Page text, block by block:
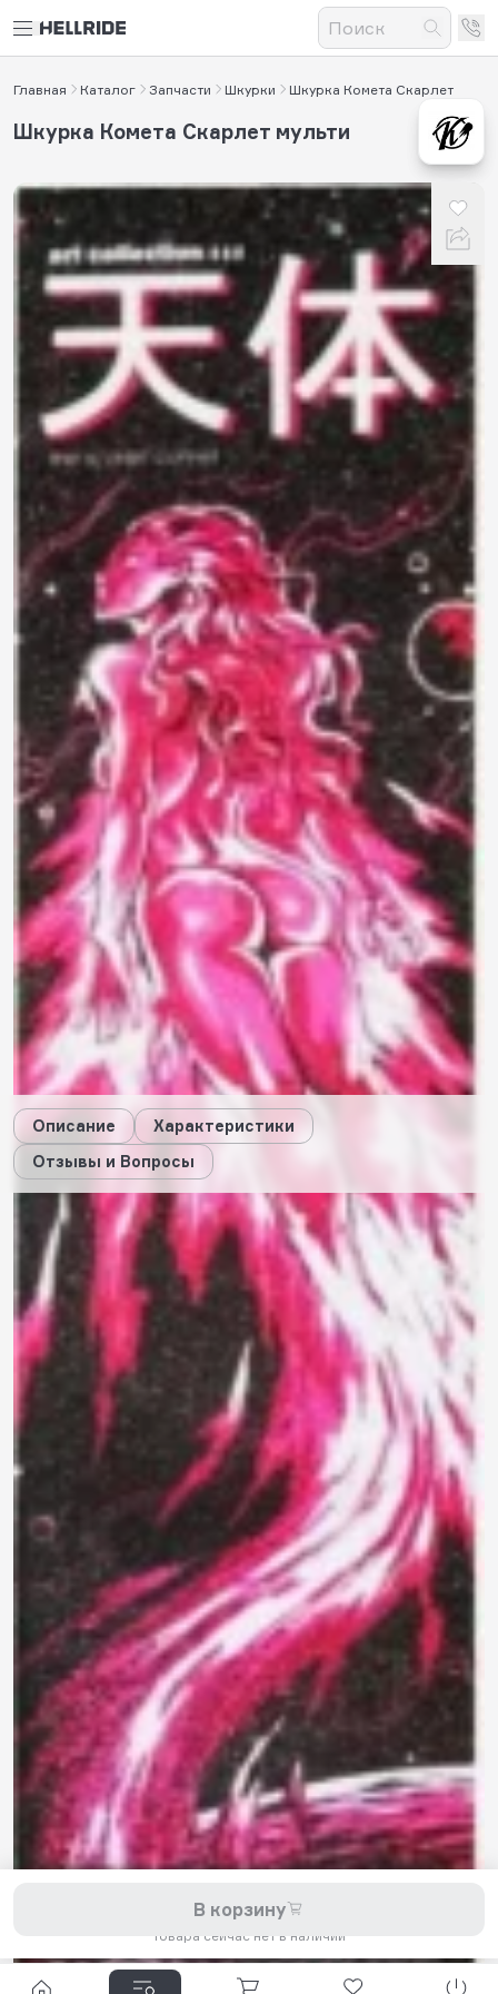
Главная Каталог Запчасти Шкурки Шкурка Комета Скарлет
Шкурка Комета Скарлет мульти
790 ₽
0.0
Нет отзывов
Задать
вопрос
В корзину
Товара сейчас нет в наличии
28 будет начислено за покупку
Дарим стикеры!
Описание
Характеристики
Отзывы и Вопросы
Описание
Характеристики
Отзывы0 Вопросы0
Вам ответит наш консультант или пользователи, купившие
этот товар.
Пока нет вопросов
8 800 200-11-45
Задать вопрос в Telegram
5,0
Рейтинг магазина
Мы принимаем к оплате:
самокатов, запчастей для самокатов, аксессуаров, экипировки,
одежды и обуви.